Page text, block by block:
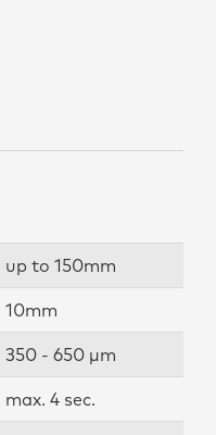
up to 150mm
10mm
350 - 650 µm
max. 4 sec.